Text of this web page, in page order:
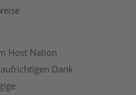
Host Nation
Dank